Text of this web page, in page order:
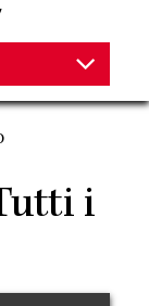
i